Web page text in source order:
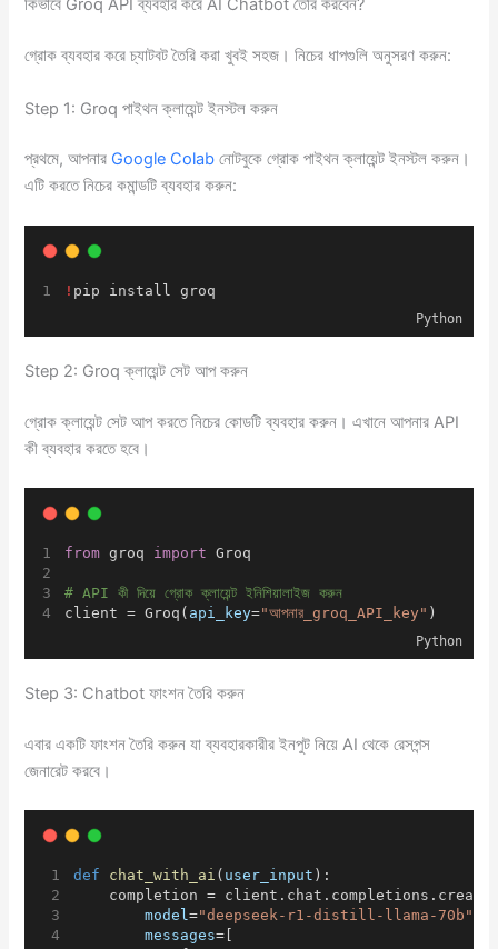
কিভাবে Groq API ব্যবহার করে AI Chatbot তৈরি করবেন?
গ্রোক ব্যবহার করে চ্যাটবট তৈরি করা খুবই সহজ। নিচের ধাপগুলি অনুসরণ করুন:
Step 1: Groq পাইথন ক্লায়েন্ট ইনস্টল করুন
প্রথমে, আপনার Google Colab নোটবুকে গ্রোক পাইথন ক্লায়েন্ট ইনস্টল করুন।
এটি করতে নিচের কমান্ডটি ব্যবহার করুন:
! pip install groq
Python
Step 2: Groq ক্লায়েন্ট সেট আপ করুন
গ্রোক ক্লায়েন্ট সেট আপ করতে নিচের কোডটি ব্যবহার করুন। এখানে আপনার API
কী ব্যবহার করতে হবে।
from groq import Groq
# API কী দিয়ে গ্রোক ক্লায়েন্ট ইনিশিয়ালাইজ করুন
client = Groq( api_key="আপনার_groq_API_key" )
Python
Step 3: Chatbot ফাংশন তৈরি করুন
এবার একটি ফাংশন তৈরি করুন যা ব্যবহারকারীর ইনপুট নিয়ে AI থেকে রেসপন্স
জেনারেট করবে।
def chat_with_ai ( user_input ):
completion =
model="deepseek-r1-distill-llama-70b"
messages=[